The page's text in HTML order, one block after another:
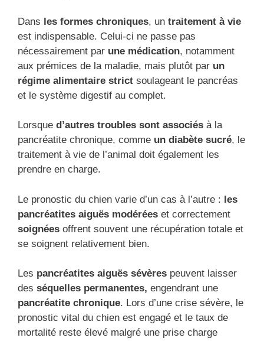
Dans les formes chroniques, un traitement à vie
est indispensable. Celui-ci ne passe pas
nécessairement par une médication, notamment
aux prémices de la maladie, mais plutôt par un
régime alimentaire strict soulageant le pancréas
et le système digestif au complet.
Lorsque d’autres troubles sont associés à la
pancréatite chronique, comme un diabète sucré, le
traitement à vie de l’animal doit également les
prendre en charge.
Le pronostic du chien varie d’un cas à l’autre : les
pancréatites aiguës modérées et correctement
soignées offrent souvent une récupération totale et
se soignent relativement bien.
Les pancréatites aiguës sévères peuvent laisser
des séquelles permanentes, engendrant une
pancréatite chronique. Lors d’une crise sévère, le
pronostic vital du chien est engagé et le taux de
mortalité reste élevé malgré une prise charge